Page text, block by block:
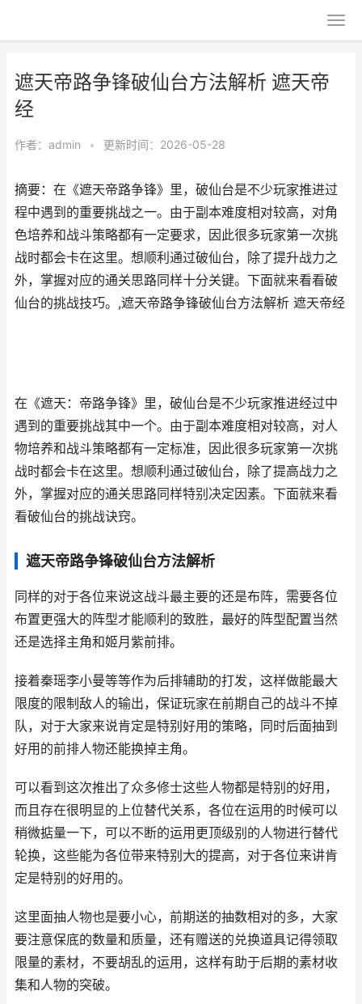
遮天帝路争锋破仙台方法解析 遮天帝
经
作者： admin • 更新时间：2026-05-28
摘要：在《遮天帝路争锋》里，破仙台是不少玩家推进过
程中遇到的重要挑战之一。由于副本难度相对较高，对角
色培养和战斗策略都有一定要求，因此很多玩家第一次挑
战时都会卡在这里。想顺利通过破仙台，除了提升战力之
外，掌握对应的通关思路同样十分关键。下面就来看看破
仙台的挑战技巧。,遮天帝路争锋破仙台方法解析 遮天帝经
在《遮天：帝路争锋》里，破仙台是不少玩家推进经过中
遇到的重要挑战其中一个。由于副本难度相对较高，对人
物培养和战斗策略都有一定标准，因此很多玩家第一次挑
战时都会卡在这里。想顺利通过破仙台，除了提高战力之
外，掌握对应的通关思路同样特别决定因素。下面就来看
看破仙台的挑战诀窍。
遮天帝路争锋破仙台方法解析
同样的对于各位来说这战斗最主要的还是布阵，需要各位
布置更强大的阵型才能顺利的致胜，最好的阵型配置当然
还是选择主角和姬月紫前排。
接着秦瑶李小曼等等作为后排辅助的打发，这样做能最大
限度的限制敌人的输出，保证玩家在前期自己的战斗不掉
队，对于大家来说肯定是特别好用的策略，同时后面抽到
好用的前排人物还能换掉主角。
可以看到这次推出了众多修士这些人物都是特别的好用，
而且存在很明显的上位替代关系，各位在运用的时候可以
稍微掂量一下，可以不断的运用更顶级别的人物进行替代
轮换，这些能为各位带来特别大的提高，对于各位来讲肯
定是特别的好用的。
这里面抽人物也是要小心，前期送的抽数相对的多，大家
要注意保底的数量和质量，还有赠送的兑换道具记得领取
限量的素材，不要胡乱的运用，这样有助于后期的素材收
集和人物的突破。